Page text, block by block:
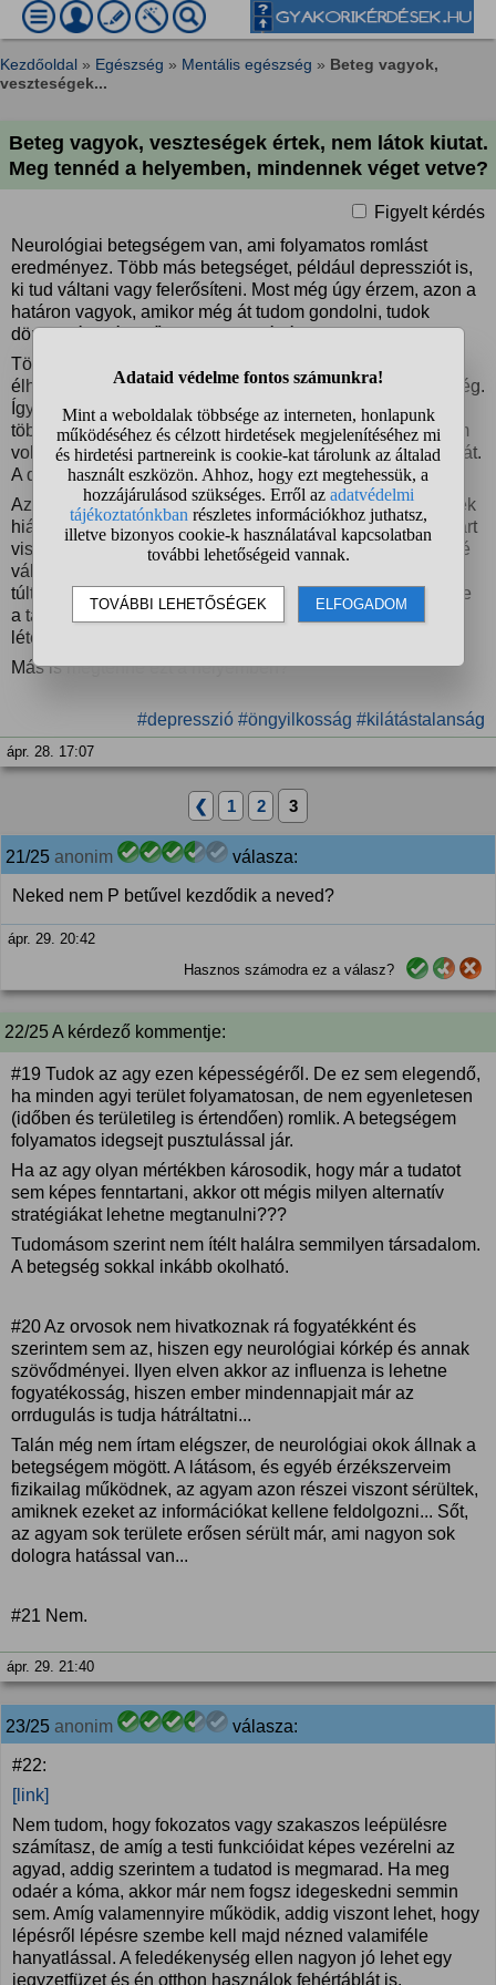
Kezdőoldal » Egészség » Mentális egészség » Beteg vagyok,
veszteségek...
Beteg vagyok, veszteségek értek, nem látok kiutat.
Meg tennéd a helyemben, mindennek véget vetve?
Figyelt kérdés
Neurológiai betegségem van, ami folyamatos romlást
eredményez. Több más betegséget, például depressziót is,
ki tud váltani vagy felerősíteni. Most még úgy érzem, azon a
határon vagyok, amikor még át tudom gondolni, tudok
dönteni és még erőm is lenne a lépéshez...
Több családtagom vesztettem el, közülük többen ma is
élhetnének, ha nincs baleset, betegség, időben jön segítség.
Így gyászolom őket most is. Barátokat is vesztettem el,
többen tervezték és a történetüket ismerve én is megtettem
volna, mégis veszteségként éltem meg mindannyiuk halálát.
A depressziómat ez csak tovább rontotta.
Azt látom, én nem igazán hiányoznék már senkinek. Akinek
hiányoznék, már nincs életben. Így igazából semmi sem tart
vissza, úgyis megterveztem már rég és nem akarok teherré
válni a folyamatos leépülés során. Az egészségügy úgyis
túlterhelt nélkülem is. Úgy érzem, nem csak magamnak, de
a társadalomnak is segítség lenne, ha megoldanám a
létezésem okozta problémát.
Más is megtenné ezt a helyemben?
#depresszió #öngyilkosság #kilátástalanság
ápr. 28. 17:07
❮ 1 2 3
21/25 anonim válasza:
Neked nem P betűvel kezdődik a neved?
ápr. 29. 20:42
Hasznos számodra ez a válasz?
22/25 A kérdező kommentje:
#19 Tudok az agy ezen képességéről. De ez sem elegendő,
ha minden agyi terület folyamatosan, de nem egyenletesen
(időben és területileg is értendően) romlik. A betegségem
folyamatos idegsejt pusztulással jár.
Ha az agy olyan mértékben károsodik, hogy már a tudatot
sem képes fenntartani, akkor ott mégis milyen alternatív
stratégiákat lehetne megtanulni???
Tudomásom szerint nem ítélt halálra semmilyen társadalom.
A betegség sokkal inkább okolható.
#20 Az orvosok nem hivatkoznak rá fogyatékként és
szerintem sem az, hiszen egy neurológiai kórkép és annak
szövődményei. Ilyen elven akkor az influenza is lehetne
fogyatékosság, hiszen ember mindennapjait már az
orrdugulás is tudja hátráltatni...
Talán még nem írtam elégszer, de neurológiai okok állnak a
betegségem mögött. A látásom, és egyéb érzékszerveim
fizikailag működnek, az agyam azon részei viszont sérültek,
amiknek ezeket az információkat kellene feldolgozni... Sőt,
az agyam sok területe erősen sérült már, ami nagyon sok
dologra hatással van...
#21 Nem.
ápr. 29. 21:40
23/25 anonim válasza:
#22:
[link]
Nem tudom, hogy fokozatos vagy szakaszos leépülésre
számítasz, de amíg a testi funkcióidat képes vezérelni az
agyad, addig szerintem a tudatod is megmarad. Ha meg
odaér a kóma, akkor már nem fogsz idegeskedni semmin
sem. Amíg valamennyire működik, addig viszont lehet, hogy
lépésről lépésre szembe kell majd nézned valamiféle
hanyatlással. A feledékenység ellen nagyon jó lehet egy
jegyzetfüzet és én otthon használok fehértáblát is.